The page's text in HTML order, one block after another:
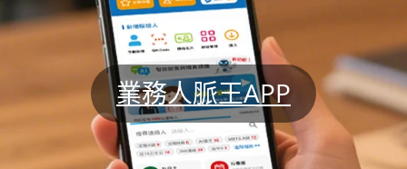
業務人脈王APP